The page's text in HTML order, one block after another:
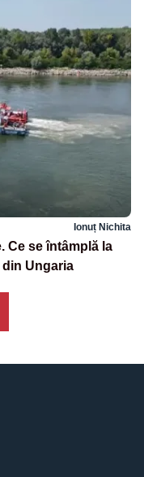
Ionuț Nichita
Ce se întâmplă la
Ungaria